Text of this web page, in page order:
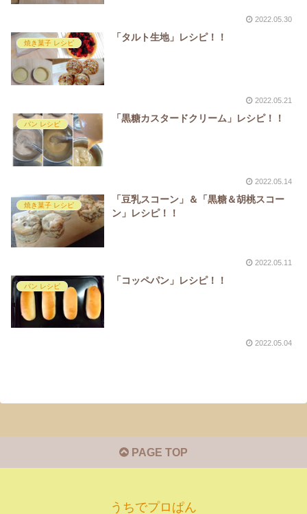
2022.05.30
焼き菓子 レシピ
「タルト生地」レシピ！！
2022.05.21
パン レシピ
「黒糖カスタードクリーム」レシピ！！
2022.05.14
焼き菓子 レシピ
「豆乳スコーン」＆「黒糖＆胡桃スコー
ン」レシピ！！
2022.05.11
パン レシピ
「コッペパン」レシピ！！
2022.05.04
PAGE TOP
うちでプロぱん